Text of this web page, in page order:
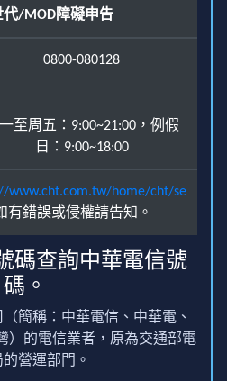
代/MOD障礙申告
0800-080128
至周五：9:00~21:00，例假
日：9:00~18:00
www.cht.com.tw/home/cht/se
有錯誤或侵權請告知。
碼查詢中華電信號
碼。
簡稱：中華電信、中華電、
）的電信業者，原為交通部電
營運部門。